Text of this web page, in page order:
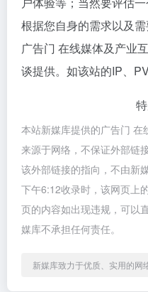
根据您自身的需求以及
广告门 在线媒体及产业
谈提供。如该站的IP、
本站新媒库提供的广告门
来源于网络，不保证外部链
该外部链接的指向，不由新
下午6:12收录时，该网页上
页的内容如出现违规，可以
媒库不承担任何责任。
新媒库致力于优质、实用的网